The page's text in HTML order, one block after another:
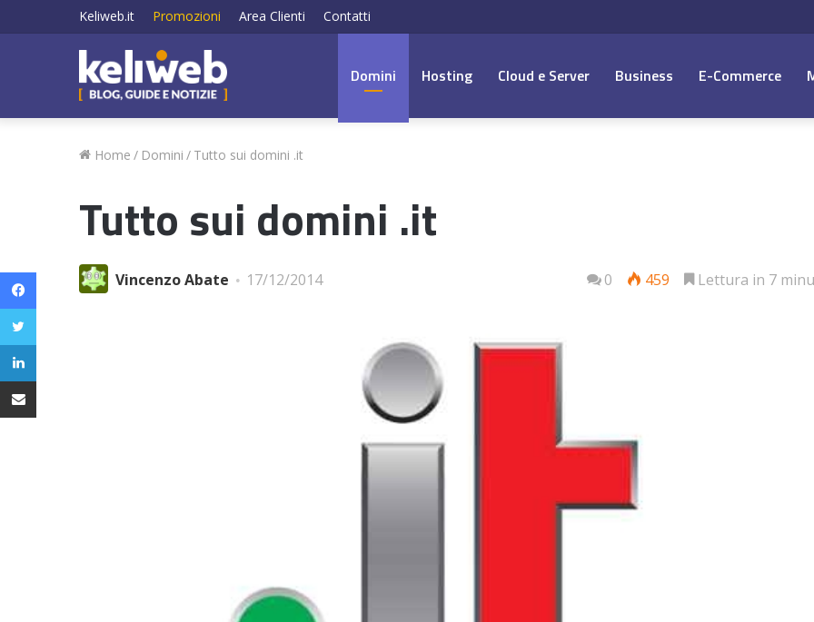
Keliweb.it Promozioni Area Clienti Contatti
Domini Hosting Cloud e Server Business E-Commerce
Home / Domini / Tutto sui domini .it
Tutto sui domini .it
Vincenzo Abate 17/12/2014 0 459 Lettura in 7
Facebook
Twitter
LinkedIn
Condividi via email